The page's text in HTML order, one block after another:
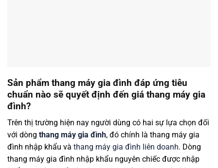
Sản phẩm thang máy gia đình đáp ứng tiêu
chuẩn nào sẽ quyết định đến giá thang máy gia
đình?
Trên thị trường hiện nay người dùng có hai sự lựa chọn đối
với dòng thang máy gia đình, đó chính là thang máy gia
đình nhập khẩu và thang máy gia đình liên doanh. Dòng
thang máy gia đình nhập khẩu nguyên chiếc được nhập